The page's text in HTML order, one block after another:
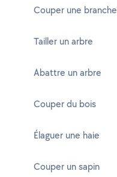
Couper une branche
Tailler un arbre
Abattre un arbre
Couper du bois
Élaguer une haie
Couper un sapin